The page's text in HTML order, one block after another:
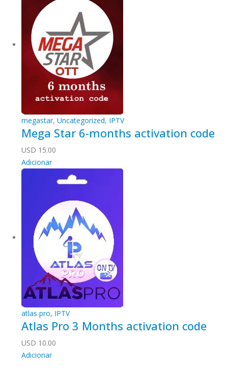
megastar, Uncategorized, IPTV
Mega Star 6-months activation code
USD 15.00
Adicionar
atlas pro, IPTV
Atlas Pro 3 Months activation code
USD 10.00
Adicionar